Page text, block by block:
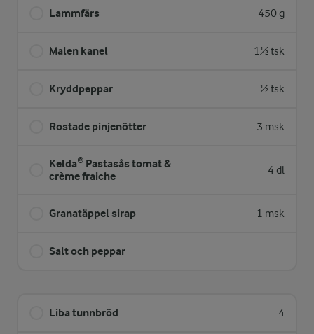
Lammfärs 450 g
Malen kanel 1½ tsk
Kryddpeppar ½ tsk
Rostade pinjenötter 3 msk
Kelda® Pastasås tomat &
crème fraiche
4 dl
Granatäppel sirap 1 msk
Salt och peppar
Liba tunnbröd 4